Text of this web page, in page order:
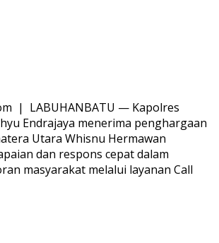
| LABUHANBATU — Kapolres
Endrajaya menerima penghargaan
Utara Whisnu Hermawan
dan respons cepat dalam
masyarakat melalui layanan Call